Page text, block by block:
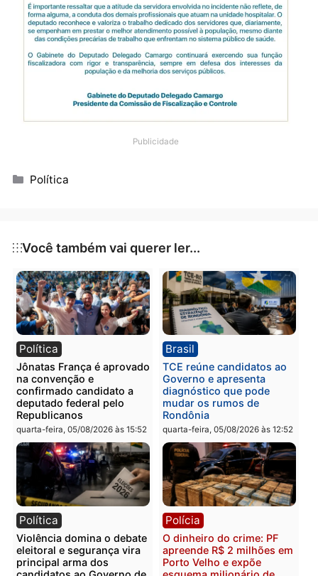
Publicidade
Categorias
Política
Você também vai querer ler...
Política Brasil